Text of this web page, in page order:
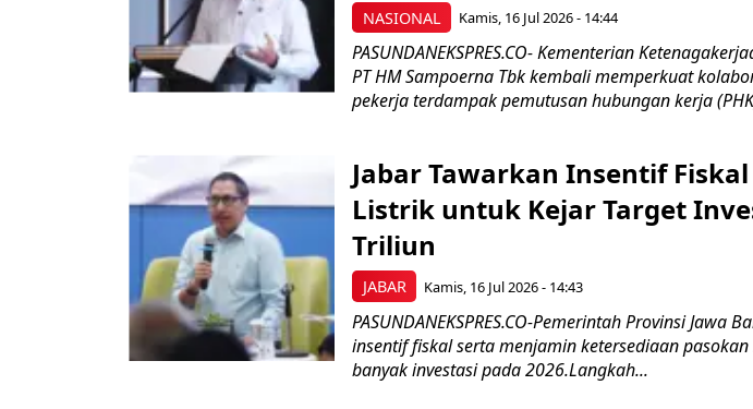
NASIONAL Kamis, 16 Jul 2026 - 14:44
PASUNDANEKSPRES.CO- Kementerian
PT HM Sampoerna Tbk kembali memperkuat
pekerja terdampak pemutusan hubungan kerja
JABAR
Jabar Tawarkan Insentif
Listrik untuk Kejar Target
Triliun
Kamis, 16 Jul 2026 - 14:43
PASUNDANEKSPRES.CO-Pemerintah Provinsi Jawa
insentif fiskal serta menjamin ketersediaan
banyak investasi pada 2026.Langkah...